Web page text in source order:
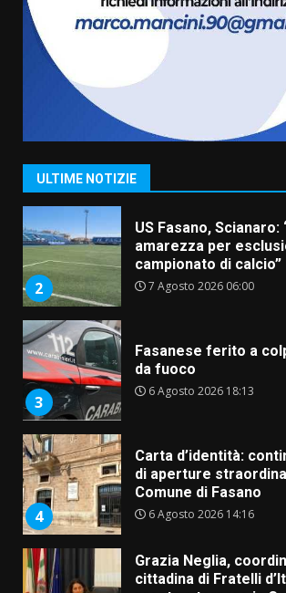
ULTIME NOTIZIE
assoluta de
Belvedere. Il
6 Agosto 2026 06:15
1
“I Contestatori:
Rivoluzione”: nuovo
appuntamento con
2
US Fasano, Scianaro:
amarezza per
campionato di calcio”
7 Agosto 2026 06:00
3
Fasanese ferito a
da fuoco
6 Agosto 2026 18:13
4
Carta d’identità:
di aperture
Comune di Fasano
6 Agosto 2026 14:16
Grazia Neglia,
cittadina di Fratelli